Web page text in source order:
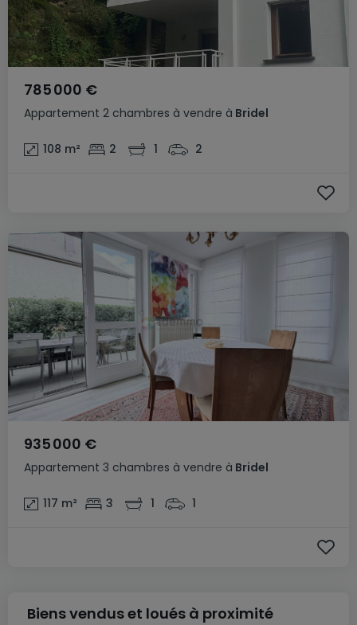
Appartement 2 chambres à vendre à Bridel
785 000 €
108 m² 2 1 2
Appartement 3 chambres à vendre à Bridel
935 000 €
117 m² 3 1 1
Biens vendus et loués à proximité